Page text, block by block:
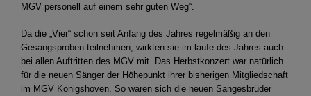
MGV personell auf einem sehr guten Weg“.
Da die „Vier“ schon seit Anfang des Jahres regelmäßig an den
Gesangsproben teilnehmen, wirkten sie im laufe des Jahres auch
bei allen Auftritten des MGV mit. Das Herbstkonzert war natürlich
für die neuen Sänger der Höhepunkt ihrer bisherigen Mitgliedschaft
im MGV Königshoven. So waren sich die neuen Sangesbrüder